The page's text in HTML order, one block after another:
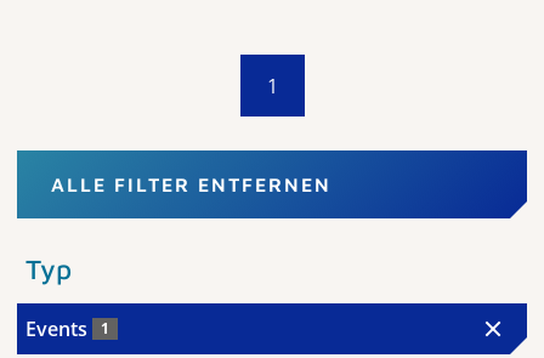
1
ALLE FILTER ENTFERNEN
Typ
Events 1